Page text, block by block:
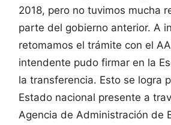
2018, pero no tuvimos mucha
parte del gobierno anterior. A
retomamos el trámite con el
intendente pudo firmar en la
la transferencia. Esto se logra
Estado nacional presente a
Agencia de Administración de